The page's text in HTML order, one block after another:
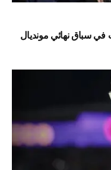
في سباق نهائي مونديال